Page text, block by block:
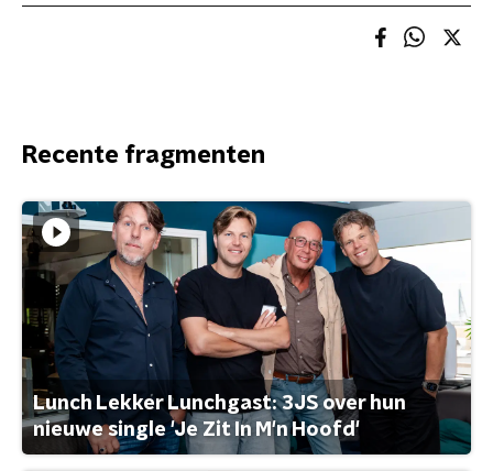
Recente fragmenten
Lunch Lekker Lunchgast: 3JS over hun
nieuwe single 'Je Zit In M'n Hoofd'